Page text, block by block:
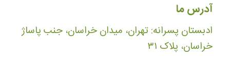
آدرس ما
ادبستان پسرانه: تهران، میدان خراسان، جنب پاساژ
خراسان، پلاک ۳۱